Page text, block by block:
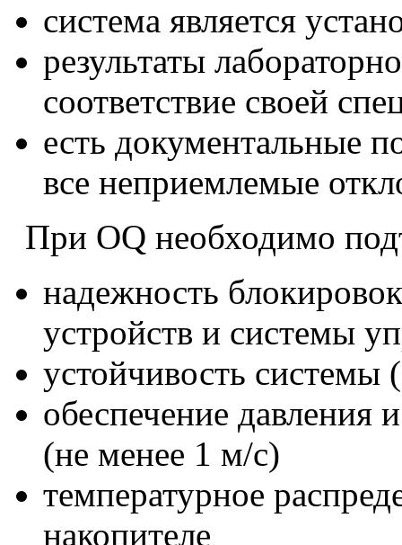
система является
результаты
соответствие своей
есть документальные
все неприемлемые
При OQ необходимо
надежность
устройств и системы
устойчивость системы
обеспечение давления
(не менее 1 м/с)
температурное
накопителе